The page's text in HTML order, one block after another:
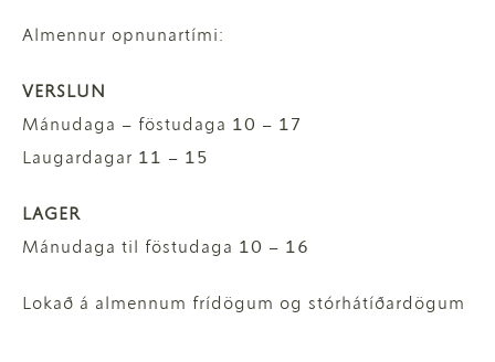
Almennur opnunartími:
VERSLUN
Mánudaga – föstudaga 10 – 17
Laugardagar 11 – 15
LAGER
Mánudaga til föstudaga 10 – 16
Lokað á almennum frídögum og stórhátíðardögum